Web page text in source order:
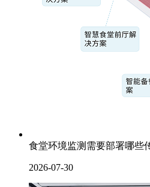
食堂环境监测需要部署哪些
2026-07-30